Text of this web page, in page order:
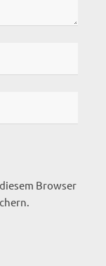
Browser